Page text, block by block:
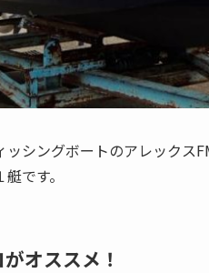
ッシングボートのアレックス
です。
オススメ！